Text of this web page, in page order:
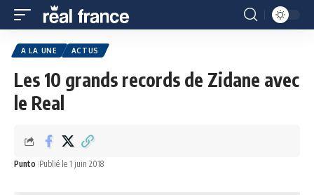
A LA UNE ACTUS
Les 10 grands records de Zidane avec
le Real
Punto Publié le 1 juin 2018